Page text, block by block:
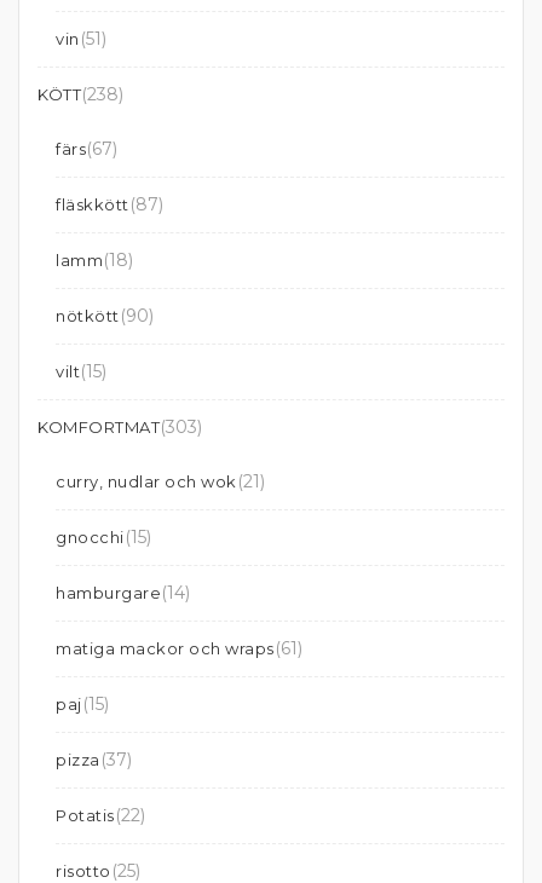
vin (51)
KÖTT(238)
färs(67)
fläskkött (87)
lamm(18)
nötkött (90)
vilt(15)
KOMFORTMAT(303)
curry, nudlar och wok (21)
gnocchi(15)
hamburgare(14)
matiga mackor och wraps(61)
paj(15)
pizza (37)
Potatis(22)
risotto (25)